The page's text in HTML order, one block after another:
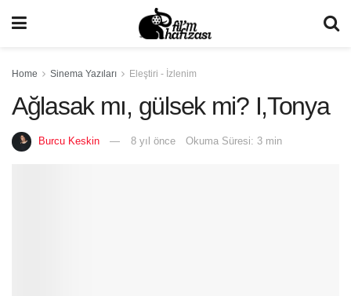
Home Sinema Yazıları Eleştiri - İzlenim
Ağlasak mı, gülsek mi? I,Tonya
Burcu Keskin 8 yıl önce Okuma Süresi: 3 min